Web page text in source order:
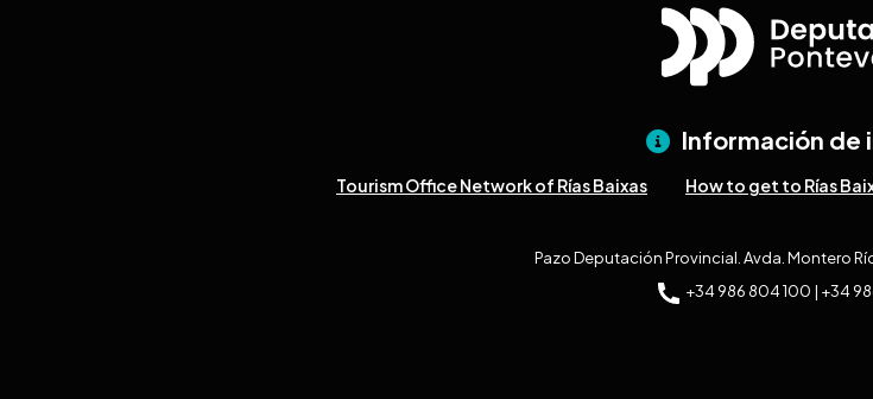
Información de
Tourism Office Network of Rías Baixas How to get to Rías
Pazo Deputación Provincial. Avda. Montero
+34 986 804 100 | +34